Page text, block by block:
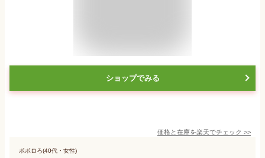
ショップでみる
価格と在庫を楽天でチェック >>
ポポロろ(40代・女性)